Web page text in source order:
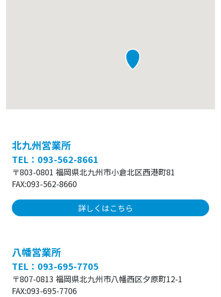
北九州営業所
TEL：093-562-8661
〒803-0801 福岡県北九州市小倉北区西港町81
FAX:093-562-8660
詳しくはこちら
八幡営業所
TEL：093-695-7705
〒807-0813 福岡県北九州市八幡西区夕原町12-1
FAX:093-695-7706